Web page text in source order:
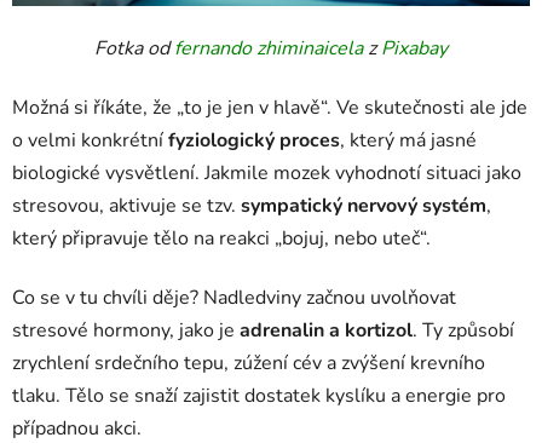
Fotka odfernando zhiminaicelazPixabay
Možná si říkáte, že „to je jen v hlavě“. Ve skutečnosti ale jde
o velmi konkrétnífyziologický proces, který má jasné
biologické vysvětlení. Jakmile mozek vyhodnotí situaci jako
stresovou, aktivuje se tzv. sympatický nervový systém,
který připravuje tělo na reakci „bojuj, nebo uteč“.
Co se v tu chvíli děje? Nadledviny začnou uvolňovat
stresové hormony, jako je adrenalin a kortizol. Ty způsobí
zrychlení srdečního tepu, zúžení cév a zvýšení krevního
tlaku. Tělo se snaží zajistit dostatek kyslíku a energie pro
případnou akci.